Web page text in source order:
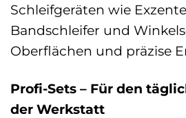
Schleifgeräten wie
Bandschleifer und
Oberflächen und präzise
Profi-Sets – Für den
der Werkstatt